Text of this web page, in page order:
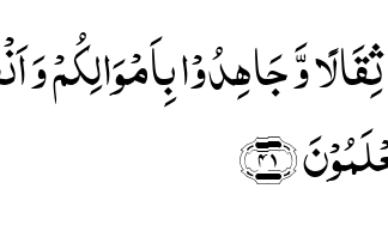
وَّ جَاہِدُوۡا
﴿۴۱﴾